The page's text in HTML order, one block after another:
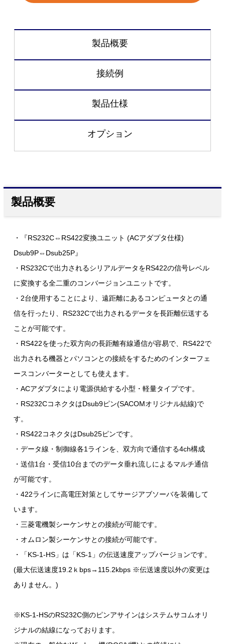
製品概要
接続例
製品仕様
オプション
製品概要
・『RS232C⇔RS422変換ユニット (ACアダプタ仕様)
Dsub9P⇔Dsub25P』
・RS232Cで出力されるシリアルデータをRS422の信号レベル
に変換する全二重のコンバージョンユニットです。
・2台使用することにより、遠距離にあるコンピュータとの通
信を行ったり、RS232Cで出力されるデータを長距離伝送する
ことが可能です。
・RS422を使った双方向の長距離有線通信が容易で、RS422で
出力される機器とパソコンとの接続をするためのインターフェ
ースコンバーターとしても使えます。
・ACアダプタにより電源供給する小型・軽量タイプです。
・RS232CコネクタはDsub9ピン(SACOMオリジナル結線)で
す。
・RS422コネクタはDsub25ピンです。
・データ線・制御線各1ラインを、双方向で通信する4ch構成
・送信1台・受信10台までのデータ垂れ流しによるマルチ通信
が可能です。
・422ラインに高電圧対策としてサージアブソーバを装備して
います。
・三菱電機製シーケンサとの接続が可能です。
・オムロン製シーケンサとの接続が可能です。
・「KS-1-HS」は「KS-1」の伝送速度アップバージョンです。
(最大伝送速度19.2ｋbps→115.2kbps ※伝送速度以外の変更は
ありません。)
※KS-1-HSのRS232C側のピンアサインはシステムサコムオリ
ジナルの結線になっております。